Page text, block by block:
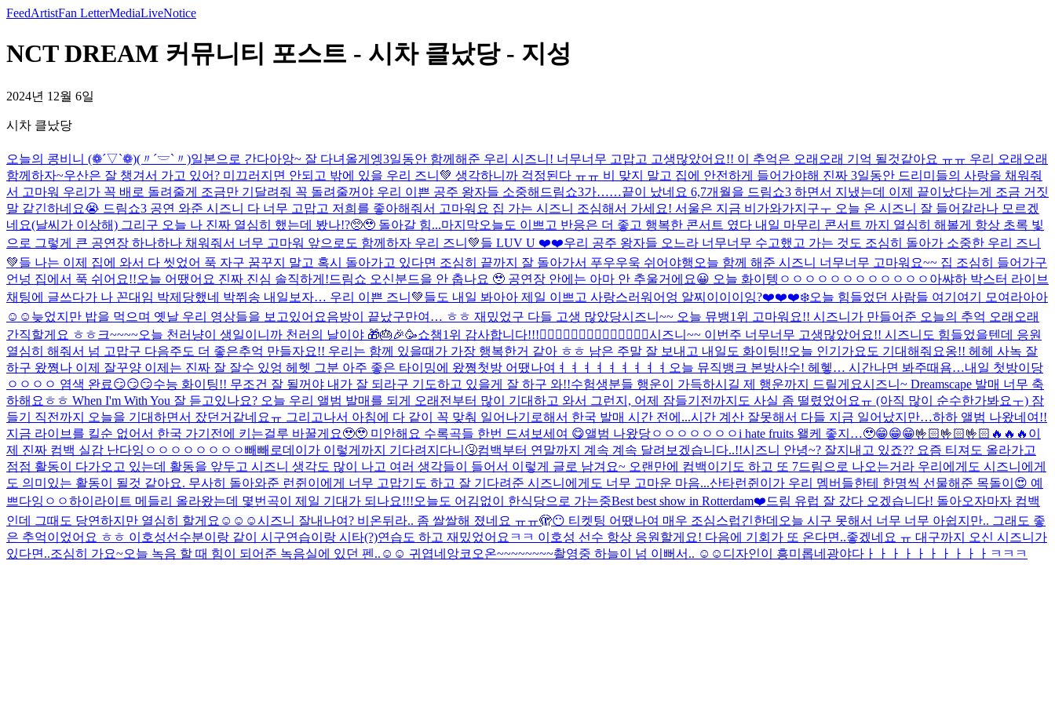
FeedArtistFan LetterMediaLiveNotice
NCT DREAM 커뮤니티 포스트 - 시차 클났당 - 지성
2024년 12월 6일
시차 클났당
오늘의 콩비니 (❁´▽`❁)(〃´𓎟`〃)일본으로 간다아앙~ 잘 다녀올게엥3일동안 함께해준 우리 시즈니! 너무너무 고맙고 고생많았어요!! 이 추억은 오래오래 기억 될것같아요 ㅠㅠ 우리 오래오래
함께하자~우산은 잘 챙겨서 가고 있어? 미끄러지면 안되고 밖에 있을 우리 즈니💚 생각하니까 걱정된다 ㅠㅠ 비 맞지 말고 집에 안전하게 들어가야해 진짜 3일동안 드리미들의 사랑을 채워줘
서 고마워 우리가 꼭 배로 돌려줄게 조금만 기달려줘 꼭 돌려줄꺼야 우리 이쁜 공주 왕자들 소중해 드림쇼3가……끝이 났네요 6,7개월을 드림쇼3 하면서 지냈는데 이제 끝이났다는게 조금 거짓
말 같긴하네요😭 드림쇼3 공연 와준 시즈니 다 너무 고맙고 저희를 좋아해줘서 고마워요 집 가는 시즈니 조심해서 가세요! 서울은 지금 비가와가지구ㅜ 오늘 온 시즈니 잘 들어갈라나 모르겠
네요(날씨가 이상해) 그리구 오늘 나 진짜 열심히 했는데 봤나!?🥺🥹 돌아갈 힘...마지막오늘도 이쁘고 반응은 더 좋고 행복한 콘서트 였다 내일 마무리 콘서트 까지 열심히 해볼게 항상 초록 빛
으로 그렇게 큰 공연장 하나하나 채워줘서 너무 고마워 앞으로도 함께하자 우리 즈니💚들 LUV U ❤️❤️우리 공주 왕자들 오느라 너무너무 수고했고 가는 것도 조심히 돌아가 소중한 우리 즈니
💚들 나는 이제 집에 와서 다 씻었어 푹 자구 꿈꾸지 말고 혹시 돌아가고 있다면 조심히 끝까지 잘 돌아가서 푸우우욱 쉬어야행 오늘 함께 해준 시즈니 너무너무 고마워요~~ 집 조심히 들어가구
언넝 집에서 푹 쉬어요!!오늘 어땠어요 진짜 진심 솔직하게!드림쇼 오신분드을 안 춥나요 🥹 공연장 안에는 아마 안 추울거에요😀 오늘 화이텡ㅇㅇㅇㅇㅇㅇㅇㅇㅇㅇㅇㅇ아쌰하 박스터 라이브
채팅에 글쓰다가 나 꼰대임 박제당했네 박쮜송 내일보자… 우리 이쁜 즈니💚들도 내일 봐아아 제일 이쁘고 사랑스러워어엉 알찌이이이잉?❤️❤️❤️❄️오늘 힘들었던 사람들 여기여기 모여라아아
☺️☺️ 늦었지만 밥을 먹으며 옛날 우리 영상들을 보고있어요음방이 끝났구만여… ㅎㅎ 재밌었구 다들 고생 많았당시즈니~~ 오늘 뮤뱅1위 고마워요!! 시즈니가 만들어준 오늘의 추억 오래오래
간직할게요 ㅎㅎ 크~~~~오늘 천러냥이 생일이니까 천러의 날이야 🎁🎂🎉🥳쇼챔1위 감사합니다!!!🙂‍↕️🙂‍↕️🙂‍↕️🙂‍↕️🙂‍↕️🙂‍↕️🙂‍↕️시즈니~~ 이번주 너무너무 고생많았어요!! 시즈니도 힘들었을텐데 응원
열심히 해줘서 넘 고맙구 다음주도 더 좋은추억 만들자요!! 우리는 함께 있을때가 가장 행복한거 같아 ㅎㅎ 남은 주말 잘 보내고 내일도 화이팅!!오늘 인기가요도 기대해줘요옹!! 헤헤 사녹 잘
하구 왔쪙나 이제 잘꾸양 이제는 진짜 잘 잘수 있엉 헤헷 그분 아주 좋은 타이밍에 왔쪙첫방 어땠나여ㅕㅕㅕㅕㅕㅕㅕㅕㅕ 오늘 뮤직뱅크 본방사수! 헤헿… 시간나면 봐주때욤…내일 첫방이당
ㅇㅇㅇㅇ 염색 완료😏😏😏수능 화이팅!! 무조건 잘 될꺼야 내가 잘 되라구 기도하고 있을게 잘 하구 와!!수험생분들 행운이 가득하시길 제 행운까지 드릴게요시즈니~ Dreamscape 발매 너무 축
하해요ㅎㅎ When I'm With You 잘 듣고있나요? 오늘 우리 앨범 발매를 되게 오래전부터 많이 기대하고 와서 그런지, 어제 잠들기전까지도 사실 좀 떨렸었어요ㅠ (아직 많이 순수한가봐요ㅜ) 잠
들기 직전까지 오늘을 기대하면서 잤던거같네요ㅠ 그리고나서 아침에 다 같이 꼭 맞춰 일어나기로해서 한국 발매 시간 전에...시간 계산 잘못해서 다들 지금 일어났지만…하하 앨범 나왔네여!!
지금 라이브를 킬순 없어서 한국 가기전에 키는걸루 바꿀게요🥹🥹 미안해요 수록곡들 한번 드셔보세여 😋앨범 나왔당ㅇㅇㅇㅇㅇㅇㅇi hate fruits 왤케 좋지…🥹😁😁😁🤟🏻🤟🏻🤟🏻🔥🔥🔥 이
제 진짜 컴백 실감 난다잉ㅇㅇㅇㅇㅇㅇㅇㅇ빼빼로데이가 이렇게까지 기다려지다니🤧컴백부터 연말까지 계속 계속 달려보겠습니다..!!시즈니 안녕~? 잘지내고 있죠?? 요즘 티져도 올라가고
점점 활동이 다가오고 있는데 활동을 앞두고 시즈니 생각도 많이 나고 여러 생각들이 들어서 이렇게 글로 남겨요~ 오랜만에 컴백이기도 하고 또 7드림으로 나오는거라 우리에게도 시즈니에게
도 의미있는 활동이 될것 같아요. 무사히 돌아와준 런쥔이에게 너무 고맙기도 하고 잘 기다려준 시즈니에게도 너무 고마운 마음...산타런쥔이가 우리 멤버들한테 한명씩 선물해준 목돌이😍 예
쁘다잉ㅇㅇ하이라이트 메들리 올라왔는데 몇번곡이 제일 기대가 되나요!!!오늘도 어김없이 한식당으로 가는중Best best show in Rotterdam❤️드림 유럽 잘 갔다 오겠습니다! 돌아오자마자 컴백
인데 그때도 당연하지만 열심히 할게요☺️☺️☺️시즈니 잘내나여? 비온뒤라.. 좀 쌀쌀해 졌네요 ㅠㅠ🫣😶 티켓팅 어땠나여 매우 조심스럽긴한데 오늘 시구 못해서 너무 너무 아쉽지만.. 그래도 좋
은 추억이었어요 ㅎㅎ 이호성선수분이랑 같이 시구연습이랑 시타(?)연습도 하고 재밌었어요ㅋㅋ 이호성 선수 항상 응원할게요! 다음에 기회가 또 온다면..좋겠네요 ㅠ 대구까지 오신 시즈니가
있다면..조심히 가요~오늘 녹음 할 때 힘이 되어준 녹음실에 있던 펜..☺️☺️ 귀엽네 앙코오온~~~~~~~~촬영중 하늘이 넘 이뻐서.. ☺️☺️ 디자인이 흥미롭네 광야다ㅏㅏㅏㅏㅏㅏㅏㅏㅏㅏㅋㅋㅋ